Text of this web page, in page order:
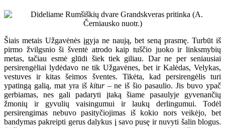
Šiais metais Užgavėnės įgyja ne naują, bet seną prasmę. Turbūt iš
pirmo žvilgsnio ši šventė atrodo kaip tuščio juoko ir linksmybių
metas, tačiau esmė glūdi šiek tiek giliau. Dar ne per seniausiai
persirengėliai lydėdavo ne tik Užgavėnes, bet ir Kalėdas, Velykas,
vestuves ir kitas šeimos šventes. Tikėta, kad persirengėlis turi
ypatingą galią, mat yra iš kitur– ne iš šio pasaulio. Jis buvo ypač
gerbiamas, nes gali padaryti įtaką šiame pasaulyje gyvenančių
žmonių ir gyvulių vaisingumui ir laukų derlingumui. Todėl
persirengimas nebuvo pasityčiojimas iš kokio nors veikėjo, bet
bandymas pakreipti gerus dalykus į savo pusę ir nuvyti šalin blogus.